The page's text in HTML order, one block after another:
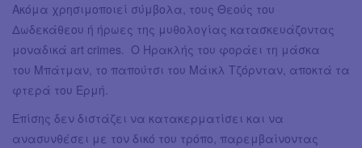
Ακόμα χρησιμοποιεί σύμβολα, τους Θεούς του
Δωδεκάθεου ή ήρωες της μυθολογίας κατασκευάζοντας
μοναδικά art crimes. Ο Ηρακλής του φοράει τη μάσκα
του Μπάτμαν, το παπούτσι του Μάικλ Τζόρνταν, αποκτά τα
φτερά του Ερμή.
Επίσης δεν διστάζει να κατακερματίσει και να
ανασυνθέσει με τον δικό του τρόπο, παρεμβαίνοντας